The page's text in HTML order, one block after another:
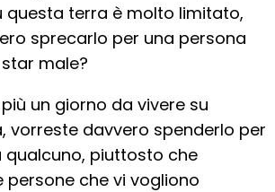
questa terra è molto limitato,
sprecarlo per una persona
male?
un giorno da vivere su
vorreste davvero spenderlo per
qualcuno, piuttosto che
persone che vi vogliono